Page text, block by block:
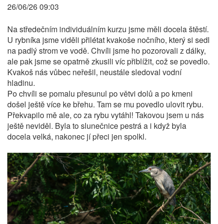
26/06/26 09:03
Na středečním individuálním kurzu jsme měli docela štěstí.
U rybníka jsme viděli přilétat kvakoše nočního, který si sedl
na padlý strom ve vodě. Chvíli jsme ho pozorovali z dálky,
ale pak jsme se opatrně zkusili víc přiblížit, což se povedlo.
Kvakoš nás vůbec neřešil, neustále sledoval vodní
hladinu.
Po chvíli se pomalu přesunul po větvi dolů a po kmeni
došel ještě více ke břehu. Tam se mu povedlo ulovit rybu.
Překvapilo mě ale, co za rybu vytáhl! Takovou jsem u nás
ještě neviděl. Byla to slunečnice pestrá a i když byla
docela velká, nakonec jí přeci jen spolkl.